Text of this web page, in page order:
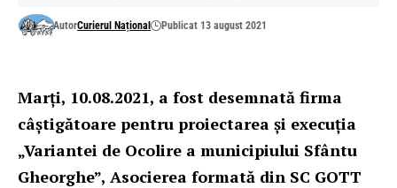
AutorCurierul Național Publicat 13 august 2021
Marți, 10.08.2021, a fost desemnată firma
câștigătoare pentru proiectarea și execuția
„Variantei de Ocolire a municipiului Sfântu
Gheorghe”, Asocierea formată din SC GOTT